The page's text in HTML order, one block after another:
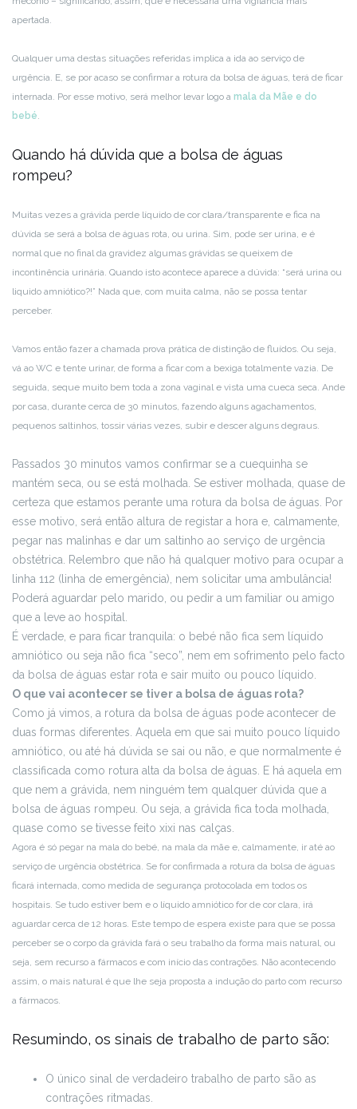
apertada.
Qualquer uma destas situações referidas implica a ida ao serviço de
urgência. E, se por acaso se confirmar a rotura da bolsa de águas, terá de ficar
internada. Por esse motivo, será melhor levar logo a mala da Mãe e do
bebé.
Quando há dúvida que a bolsa de águas
rompeu?
Muitas vezes a grávida perde líquido de cor clara/transparente e fica na
dúvida se será a bolsa de águas rota, ou urina. Sim, pode ser urina, e é
normal que no final da gravidez algumas grávidas se queixem de
incontinência urinária. Quando isto acontece aparece a dúvida: “será urina ou
liquido amniótico?!” Nada que, com muita calma, não se possa tentar
perceber.
Vamos então fazer a chamada prova prática de distinção de fluídos. Ou seja,
vá ao WC e tente urinar, de forma a ficar com a bexiga totalmente vazia. De
seguida, seque muito bem toda a zona vaginal e vista uma cueca seca. Ande
por casa, durante cerca de 30 minutos, fazendo alguns agachamentos,
pequenos saltinhos, tossir várias vezes, subir e descer alguns degraus.
Passados 30 minutos vamos confirmar se a cuequinha se
mantém seca, ou se está molhada. Se estiver molhada, quase de
certeza que estamos perante uma rotura da bolsa de águas. Por
esse motivo, será então altura de registar a hora e, calmamente,
pegar nas malinhas e dar um saltinho ao serviço de urgência
obstétrica. Relembro que não há qualquer motivo para ocupar a
linha 112 (linha de emergência), nem solicitar uma ambulância!
Poderá aguardar pelo marido, ou pedir a um familiar ou amigo
que a leve ao hospital.
É verdade, e para ficar tranquila: o bebé não fica sem líquido
amniótico ou seja não fica “seco”, nem em sofrimento pelo facto
da bolsa de águas estar rota e sair muito ou pouco líquido.
O que vai acontecer se tiver a bolsa de águas rota?
Como já vimos, a rotura da bolsa de águas pode acontecer de
duas formas diferentes. Aquela em que sai muito pouco líquido
amniótico, ou até há dúvida se sai ou não, e que normalmente é
classificada como rotura alta da bolsa de águas. E há aquela em
que nem a grávida, nem ninguém tem qualquer dúvida que a
bolsa de águas rompeu. Ou seja, a grávida fica toda molhada,
quase como se tivesse feito xixi nas calças.
Agora é só pegar na mala do bebé, na mala da mãe e, calmamente, ir até ao
serviço de urgência obstétrica. Se for confirmada a rotura da bolsa de águas
ficará internada, como medida de segurança protocolada em todos os
hospitais. Se tudo estiver bem e o líquido amniótico for de cor clara, irá
aguardar cerca de 12 horas. Este tempo de espera existe para que se possa
perceber se o corpo da grávida fará o seu trabalho da forma mais natural, ou
seja, sem recurso a fármacos e com início das contrações. Não acontecendo
assim, o mais natural é que lhe seja proposta a indução do parto com recurso
a fármacos.
Resumindo, os sinais de trabalho de parto são:
O único sinal de verdadeiro trabalho de parto são as
contrações ritmadas.